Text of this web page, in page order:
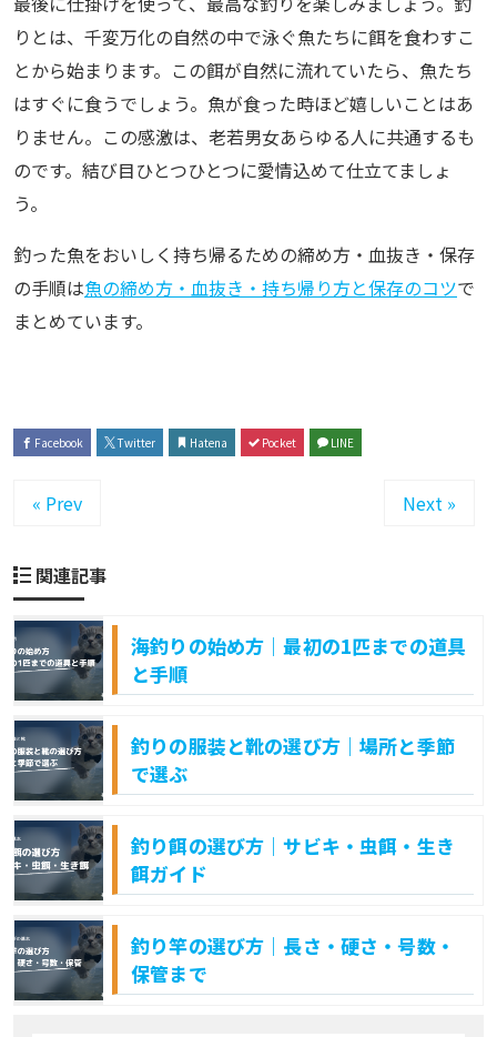
りとは、千変万化の自然の中で泳ぐ魚たちに餌を食わすこ
とから始まります。この餌が自然に流れていたら、魚たち
はすぐに食うでしょう。魚が食った時ほど嬉しいことはあ
りません。この感激は、老若男女あらゆる人に共通するも
のです。結び目ひとつひとつに愛情込めて仕立てましょ
う。
釣った魚をおいしく持ち帰るための締め方・血抜き・保存
の手順は魚の締め方・血抜き・持ち帰り方と保存のコツで
まとめています。
Facebook Twitter Hatena Pocket LINE
« Prev Next »
関連記事
海釣りの始め方｜最初の1匹までの道具
と手順
釣りの服装と靴の選び方｜場所と季節
で選ぶ
釣り餌の選び方｜サビキ・虫餌・生き
餌ガイド
釣り竿の選び方｜長さ・硬さ・号数・
保管まで